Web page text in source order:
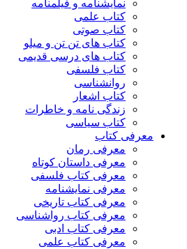
نمایشنامه و فیلمنامه
کتاب علمی
کتاب صوتی
کتاب های تن تن و میلو
کتاب های درسی قدیمی
کتاب فلسفی
روانشناسی
کتاب اشعار
زندگی نامه و خاطرات
کتاب سیاسی
معرفی کتاب
معرفی رمان
معرفی داستان کوتاه
معرفی کتاب فلسفی
معرفی نمایشنامه
معرفی کتاب تاریخی
معرفی کتاب رواشناسی
معرفی کتاب ادبی
معرفی کتاب علمی